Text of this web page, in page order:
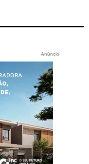
Anúncio